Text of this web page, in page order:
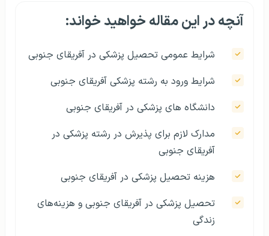
آنچه در این مقاله خواهید خواند:
شرایط عمومی تحصیل پزشکی در آفریقای جنوبی
شرایط ورود به رشته پزشکی آفریقای جنوبی
دانشگاه های پزشکی در آفریقای جنوبی
مدارک لازم برای پذیرش در رشته پزشکی در
آفریقای جنوبی
هزینه تحصیل پزشکی در آفریقای جنوبی
تحصیل پزشکی در آفریقای جنوبی و هزینه‌های
زندگی